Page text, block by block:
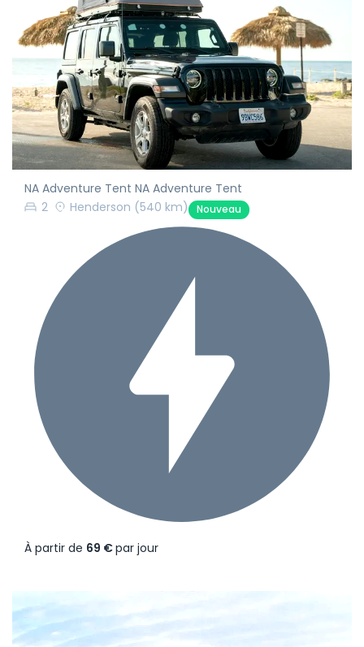
NA Adventure Tent NA Adventure Tent
2
Henderson (540 km) Nouveau
À partir de 69 €par jour